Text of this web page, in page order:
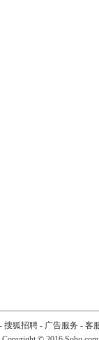
搜狐招聘- 广告服务 - 客